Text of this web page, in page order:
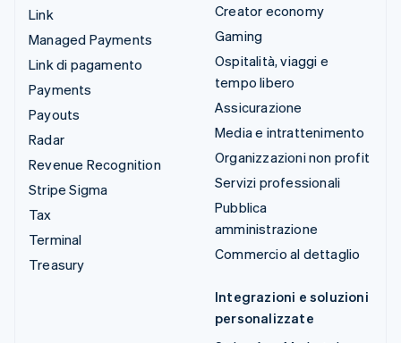
Link
Managed Payments
Link di pagamento
Payments
Payouts
Radar
Revenue Recognition
Stripe Sigma
Tax
Terminal
Treasury
Creator economy
Gaming
Ospitalità, viaggi e
tempo libero
Assicurazione
Media e intrattenimento
Organizzazioni non profit
Servizi professionali
Pubblica
amministrazione
Commercio al dettaglio
Integrazioni e soluzioni
personalizzate